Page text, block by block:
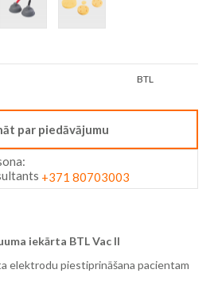
BTL
par piedāvājumu
+371 80703003
iekārta BTL Vac II
elektrodu piestiprināšana pacientam